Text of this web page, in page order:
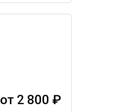
от 2 800 ₽